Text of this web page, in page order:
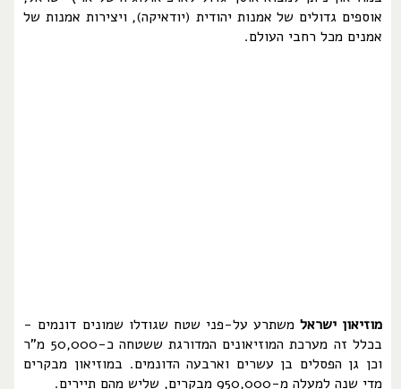
אוספים גדולים של אמנות יהודית (יודאיקה), ויצירות אמנות של
אמנים מכל רחבי העולם.
מוזיאון ישראל משתרע על-פני שטח שגודלו שמונים דונמים -
בכלל זה מערכת המוזיאונים המדורגת ששטחה כ-50,000 מ"ר
וכן גן הפסלים בן עשרים וארבעה הדונמים. במוזיאון מבקרים
מדי שנה למעלה מ-950,000 מבקרים, שליש מהם תיירים.